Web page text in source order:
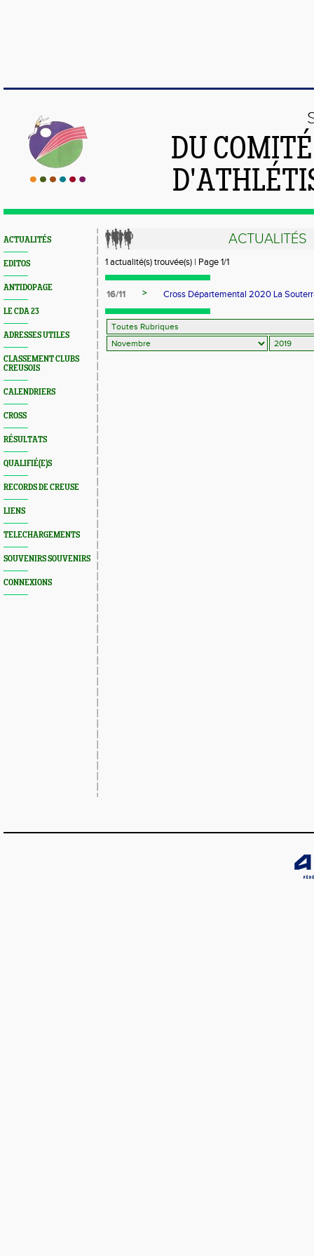
DU
ACTUALITÉS
EDITOS
ANTIDOPAGE
LE CDA 23
ADRESSES UTILES
CLASSEMENT CLUBS
CREUSOIS
CALENDRIERS
CROSS
RÉSULTATS
QUALIFIÉ(E)S
RECORDS DE CREUSE
LIENS
TELECHARGEMENTS
SOUVENIRS SOUVENIRS
CONNEXIONS
ACTUALITÉS
1 actualité(s) trouvée(s) | Page 1/1
16/11 > Cross Départemental 2020 La